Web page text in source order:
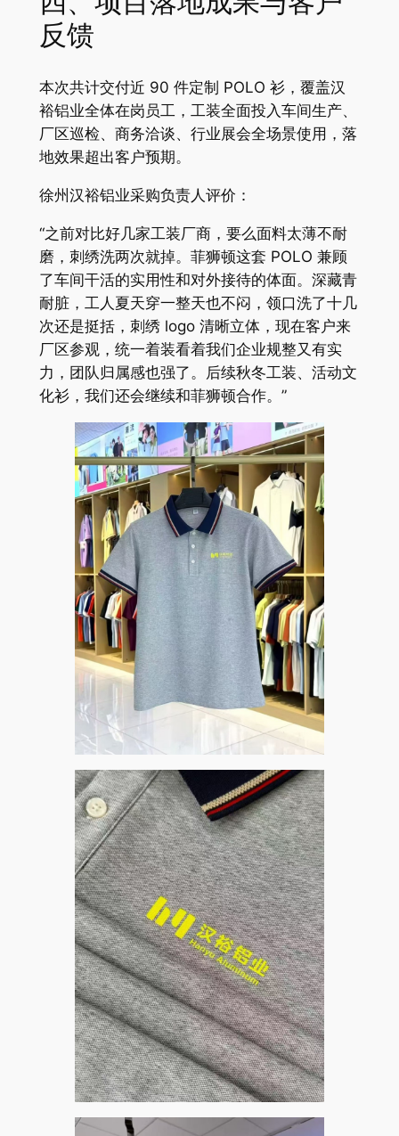
反馈
本次共计交付近 90 件定制 POLO 衫，覆盖汉
裕铝业全体在岗员工，工装全面投入车间生产、
厂区巡检、商务洽谈、行业展会全场景使用，落
地效果超出客户预期。
徐州汉裕铝业采购负责人评价：
“之前对比好几家工装厂商，要么面料太薄不耐
磨，刺绣洗两次就掉。菲狮顿这套 POLO 兼顾
了车间干活的实用性和对外接待的体面。深藏青
耐脏，工人夏天穿一整天也不闷，领口洗了十几
次还是挺括，刺绣 logo 清晰立体，现在客户来
厂区参观，统一着装看着我们企业规整又有实
力，团队归属感也强了。后续秋冬工装、活动文
化衫，我们还会继续和菲狮顿合作。”